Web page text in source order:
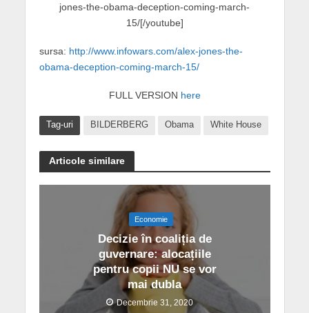
jones-the-obama-deception-coming-march-
15/[/youtube]
sursa: http://www.infowars.com/alex-jones-the-
obama-deception-coming-march-15/
FULL VERSION here
Tag-uri BILDERBERG Obama White House
Articole similare
Economie
Decizie în coaliția de
guvernare: alocațiile
pentru copii NU se vor
mai dubla
Decembrie 31, 2020